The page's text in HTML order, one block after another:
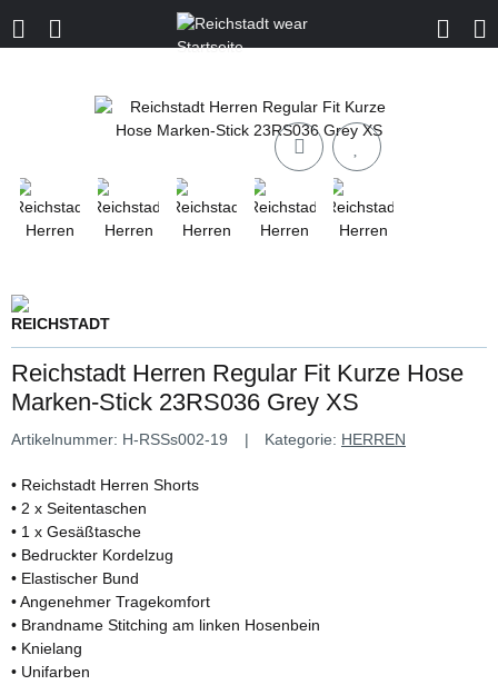
Reichstadt Herren Regular Fit Kurze Hose
Marken-Stick 23RS036 Grey XS
Artikelnummer: H-RSSs002-19 Kategorie: HERREN
• Reichstadt Herren Shorts
• 2 x Seitentaschen
• 1 x Gesäßtasche
• Bedruckter Kordelzug
• Elastischer Bund
• Angenehmer Tragekomfort
• Brandname Stitching am linken Hosenbein
• Knielang
• Unifarben